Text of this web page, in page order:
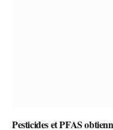
Pesticides et PFAS